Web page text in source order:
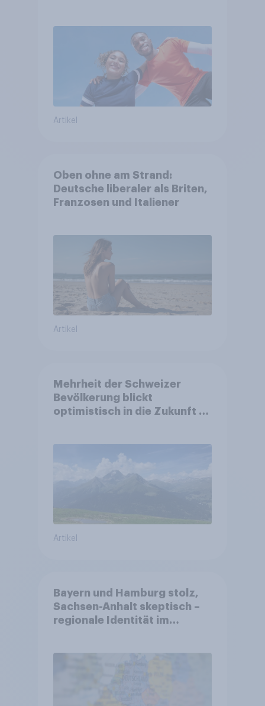
Artikel
Oben ohne am Strand:
Deutsche liberaler als Briten,
Franzosen und Italiener
Artikel
Mehrheit der Schweizer
Bevölkerung blickt
optimistisch in die Zukunft –
Altersvorsorge
Artikel
Bayern und Hamburg stolz,
Sachsen-Anhalt skeptisch –
regionale Identität im